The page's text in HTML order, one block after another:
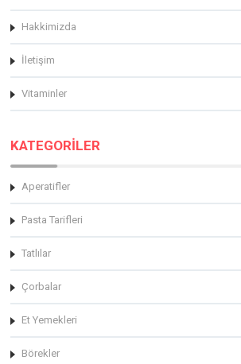
Hakkimizda
İletişim
Vitaminler
KATEGORİLER
Aperatifler
Pasta Tarifleri
Tatlılar
Çorbalar
Et Yemekleri
Börekler